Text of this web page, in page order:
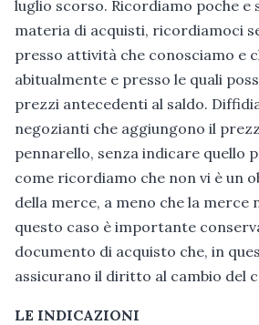
luglio scorso. Ricordiamo poche e
materia di acquisti, ricordiamoci
presso attività che conosciamo e
abitualmente e presso le quali
prezzi antecedenti al saldo.
negozianti che aggiungono il
pennarello, senza indicare quello
come ricordiamo che non vi è un
della merce, a meno che la merce
questo caso è importante
documento di acquisto che, in
assicurano il diritto al cambio del
LE INDICAZIONI